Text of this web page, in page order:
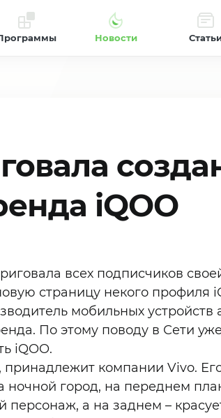
Новости
iQOO
всех подписчиков
страницу некого профиля
мобильных устройств
По этому поводу в Сети
iQOO.
компании Vivo.
ночной город, на переднем
персонаж, а на заднем –